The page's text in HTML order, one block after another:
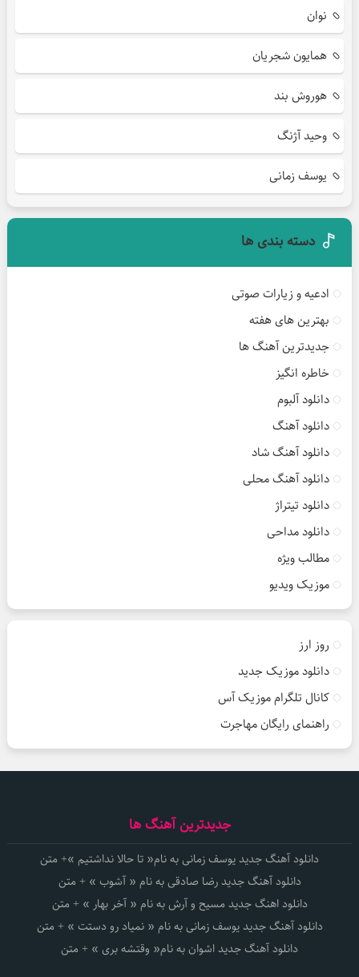
نوان
همایون شجریان
هوروش بند
وحید آژنگ
یوسف زمانی
دسته بندی ها
ادعیه و زیارات صوتی
بهترین های هفته
جدیدترین آهنگ ها
خاطره انگیز
دانلود آلبوم
دانلود آهنگ
دانلود آهنگ شاد
دانلود آهنگ محلی
دانلود تیتراژ
دانلود مداحی
مطالب ویژه
موزیک ویدیو
روز ارز
دانلود موزیک جدید
کانال تلگرام موزیک آس
راهنمای رایگان مهاجرت
جدیدترین آهنگ ها
دانلود آهنگ جدید یوسف زمانی به نام« تا حالا نداشتیم »+ متن
دانلود آهنگ جدید رضا صادقی به نام « آشوب » + متن
دانلود اهنگ جدید مسیح و آرش به نام « آخر بهار » + متن
دانلود آهنگ جدید یوسف زمانی به نام « نمیاد رو دستت » + متن
دانلود آهنگ جدید اشوان به نام« وقتشه بری » + متن